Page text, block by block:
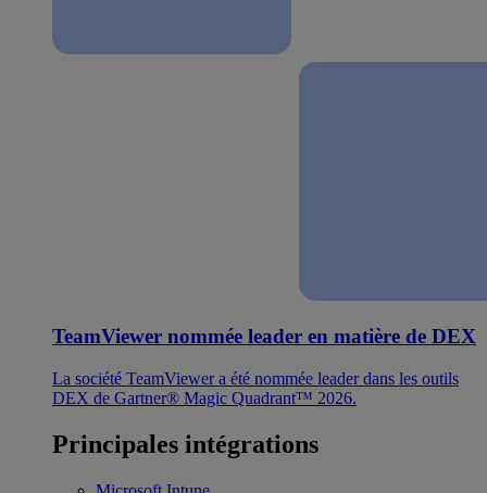
TeamViewer nommée leader en matière de DEX
La société TeamViewer a été nommée leader dans les outils
DEX de Gartner® Magic Quadrant™ 2026.
Principales intégrations